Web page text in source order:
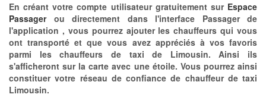
En créant votre compte utilisateur gratuitement sur Espace
Passager ou directement dans l'interface Passager de
l'application , vous pourrez ajouter les chauffeurs qui vous
ont transporté et que vous avez appréciés à vos favoris
parmi les chauffeurs de taxi de Limousin. Ainsi ils
s'afficheront sur la carte avec une étoile. Vous pourrez ainsi
constituer votre réseau de confiance de chauffeur de taxi
Limousin.